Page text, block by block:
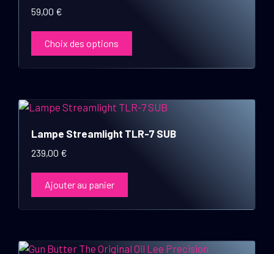
59,00 €
Choix des options
plusieurs
options
peuvent
choisies
page
produit
Lampe Streamlight TLR-7 SUB
239,00 €
Ajouter au panier